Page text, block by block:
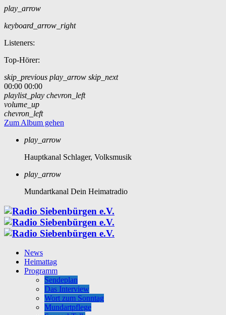
play_arrow
keyboard_arrow_right
Listeners:
Top-Hörer:
skip_previous play_arrow skip_next
00:00 00:00
playlist_play chevron_left
volume_up
chevron_left
Zum Album gehen
play_arrow
Hauptkanal Schlager, Volksmusik
play_arrow
Mundartkanal Dein Heimatradio
News
Heimattag
Programm
Sendeplan
Das Interview
Wort zum Sonntag
Mundartpflege